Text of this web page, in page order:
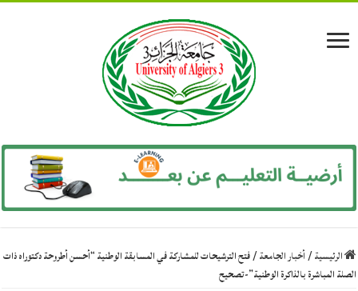
الرئيسية/أخبار الجامعة/فتح الترشيحات للمشاركة في المسابقة الوطنية “أحسن أطروحة دكتوراه ذات
الصلة المباشرة بالذاكرة الوطنية”-تصحيح